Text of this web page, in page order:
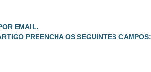
EMAIL.
PREENCHA OS SEGUINTES CAMPOS: